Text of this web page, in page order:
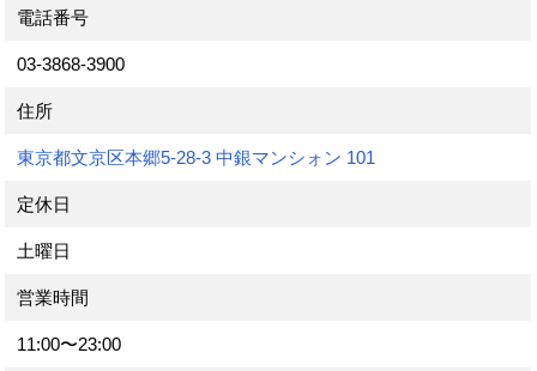
電話番号
03-3868-3900
住所
東京都文京区本郷5-28-3 中銀マンシォン 101
定休日
土曜日
営業時間
11:00〜23:00